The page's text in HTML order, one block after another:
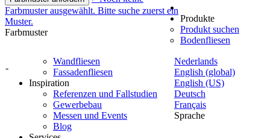
Farbmuster ausgewählt. Bitte suche zuerst ein
Muster.
Farbmuster
-
Nederlands
English (global)
English (US)
Deutsch
Français
Sprache
Produkte
Produkt suchen
Bodenfliesen
Wandfliesen
Fassadenfliesen
Inspiration
Referenzen und Fallstudien
Gewerbebau
Messen und Events
Blog